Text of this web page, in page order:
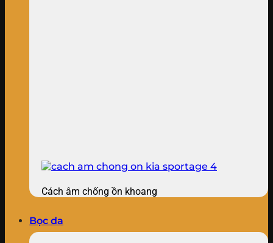
Cách âm chống ồn khoang
Bọc da